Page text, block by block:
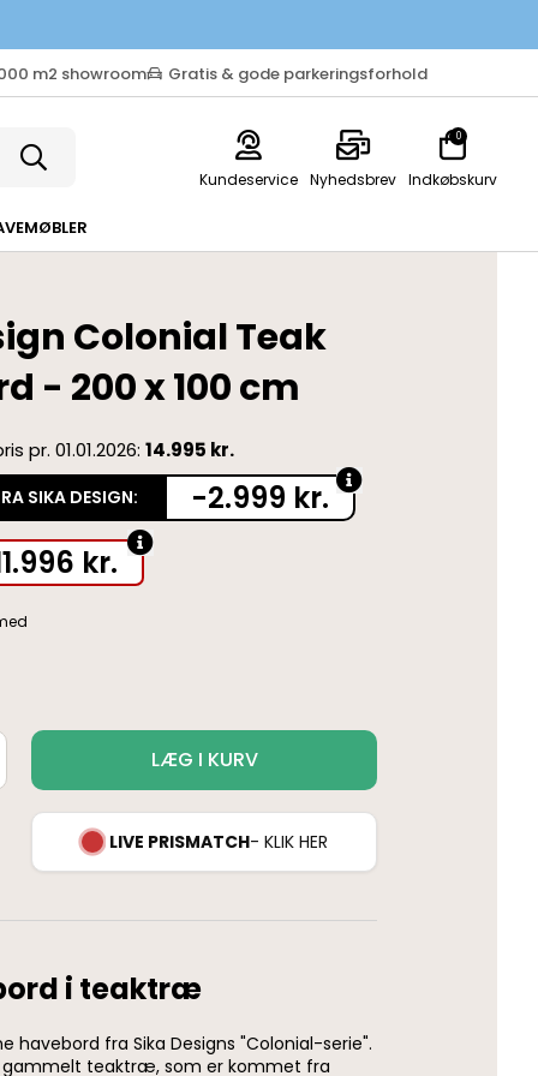
m2 showroom Gratis & gode parkeringsforhold
Kundeservice Nyhedsbrev Indkøbskurv
0
Colonial Teak
- 200 x 100 cm
pr. 01.01.2026: 14.995 kr.
SIKA DESIGN:
-2.999 kr.
kr.
LÆG I KURV
LIVE PRISMATCH- KLIK HER
i teaktræ
havebord fra Sika Designs "Colonial-serie".
gammelt teaktræ, som er kommet fra